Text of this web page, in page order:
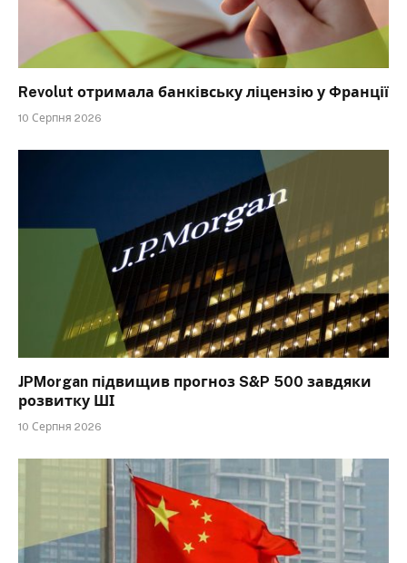
Revolut отримала банківську ліцензію у Франції
10 Серпня 2026
JPMorgan підвищив прогноз S&P 500 завдяки
розвитку ШІ
10 Серпня 2026